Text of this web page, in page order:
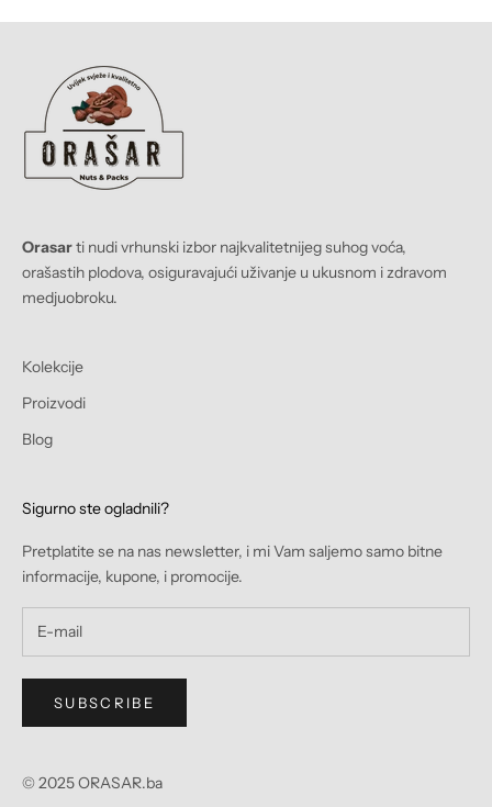
Orasarti nudi vrhunski izbor najkvalitetnijeg suhog voća,
orašastih plodova, osiguravajući uživanje u ukusnom i zdravom
medjuobroku.
Kolekcije
Proizvodi
Blog
Sigurno ste ogladnili?
Pretplatite se na nas newsletter, i mi Vam saljemo samo bitne
informacije, kupone, i promocije.
SUBSCRIBE
© 2025 ORASAR.ba